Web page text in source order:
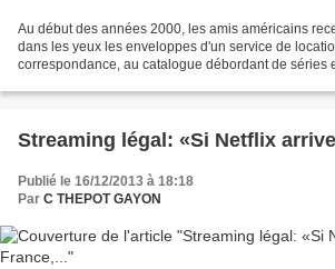
Au début des années 2000, les amis américains
dans les yeux les enveloppes d'un service de
correspondance, au catalogue débordant de séries
Streaming légal: «Si Netflix
Publié le 16/12/2013 à 18:18
Par C THEPOT GAYON